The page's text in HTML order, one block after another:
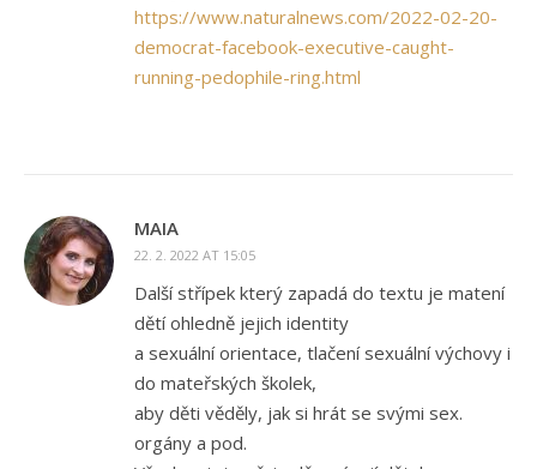
https://www.naturalnews.com/2022-02-20-
democrat-facebook-executive-caught-
running-pedophile-ring.html
MAIA
22. 2. 2022 AT 15:05
Další střípek který zapadá do textu je matení
dětí ohledně jejich identity
a sexuální orientace, tlačení sexuální výchovy i
do mateřských školek,
aby děti věděly, jak si hrát se svými sex.
orgány a pod.